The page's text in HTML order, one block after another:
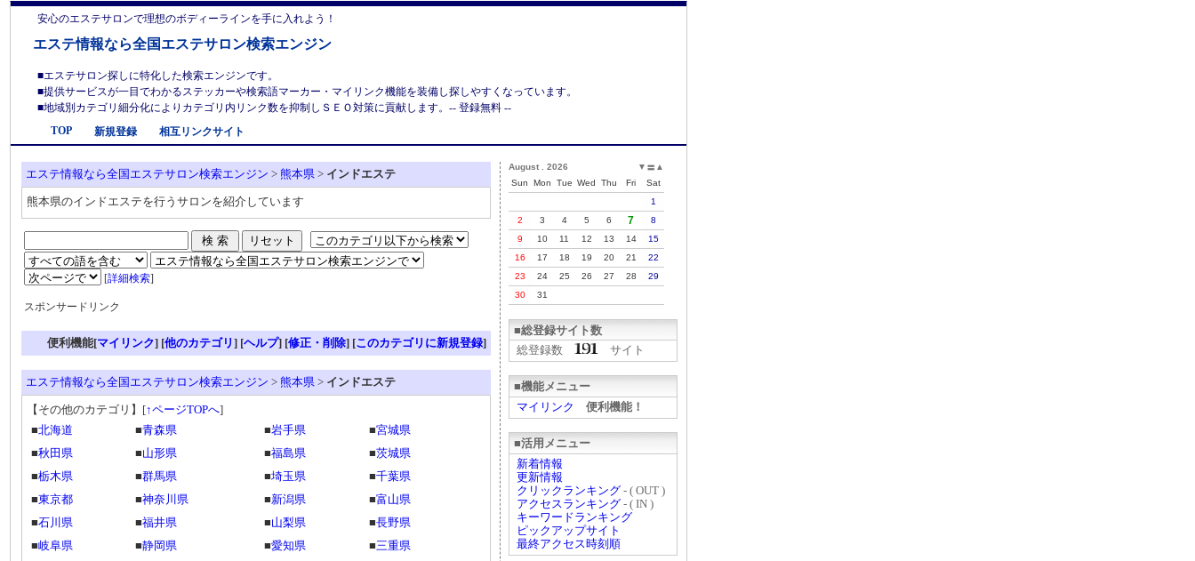
安心のエステサロンで理想のボディーラインを手に入れよう！
エステ情報なら全国エステサロン検索エンジン
■エステサロン探しに特化した検索エンジンです。
■提供サービスが一目でわかるステッカーや検索語マーカー・マイリンク機能を装備し探しやすくなっています。
■地域別カテゴリ細分化によりカテゴリ内リンク数を抑制しＳＥＯ対策に貢献します。-- 登録無料 --
TOP
新規登録 相互リンクサイト
▲
〓
▼
August . 2026
Sun
Mon Tue Wed Thu Fri
Sat
1
2
3 4 5 6 7
8
9
10 11 12 13 14
15
16
17 18 19 20 21
22
23
24 25 26 27 28
29
30
31
■総登録サイト数
総登録数
サイト
■機能メニュー
マイリンク
便利機能！
■活用メニュー
新着情報
更新情報
クリックランキング - ( OUT )
アクセスランキング - ( IN )
キーワードランキング
ピックアップサイト
最終アクセス時刻順
エステ情報なら全国エステサロン検索エンジン > 熊本県 > インドエステ
熊本県のインドエステを行うサロンを紹介しています
[詳細検索]
スポンサードリンク
便利機能[マイリンク] [他のカテゴリ] [ヘルプ] [修正・削除] [このカテゴリに新規登録]
エステ情報なら全国エステサロン検索エンジン > 熊本県 > インドエステ
【その他のカテゴリ】 [↑ページTOPへ]
■北海道 ■青森県 ■岩手県 ■宮城県
■秋田県 ■山形県 ■福島県 ■茨城県
■栃木県 ■群馬県 ■埼玉県 ■千葉県
■東京都 ■神奈川県 ■新潟県 ■富山県
■石川県 ■福井県 ■山梨県 ■長野県
■岐阜県 ■静岡県 ■愛知県 ■三重県